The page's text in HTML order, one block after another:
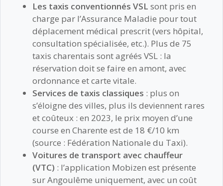
Les taxis conventionnés VSL sont pris en
charge par l’Assurance Maladie pour tout
déplacement médical prescrit (vers hôpital,
consultation spécialisée, etc.). Plus de 75
taxis charentais sont agréés VSL : la
réservation doit se faire en amont, avec
ordonnance et carte vitale.
Services de taxis classiques : plus on
s’éloigne des villes, plus ils deviennent rares
et coûteux : en 2023, le prix moyen d’une
course en Charente est de 18 €/10 km
(source : Fédération Nationale du Taxi).
Voitures de transport avec chauffeur
(VTC) : l’application Mobizen est présente
sur Angoulême uniquement, avec un coût